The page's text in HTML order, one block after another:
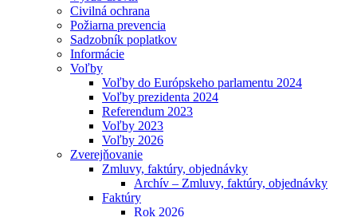
Civilná ochrana
Požiarna prevencia
Sadzobník poplatkov
Informácie
Voľby
Voľby do Európskeho parlamentu 2024
Voľby prezidenta 2024
Referendum 2023
Voľby 2023
Voľby 2026
Zverejňovanie
Zmluvy, faktúry, objednávky
Archív – Zmluvy, faktúry, objednávky
Faktúry
Rok 2026